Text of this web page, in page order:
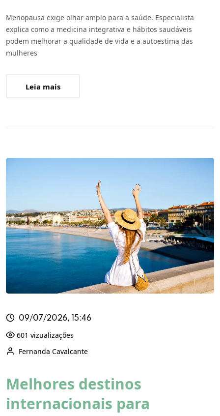
Menopausa exige olhar amplo para a saúde. Especialista
explica como a medicina integrativa e hábitos saudáveis
podem melhorar a qualidade de vida e a autoestima das
mulheres
Leia mais
09/07/2026, 15:46
601 vizualizações
Fernanda Cavalcante
Melhores destinos
internacionais para